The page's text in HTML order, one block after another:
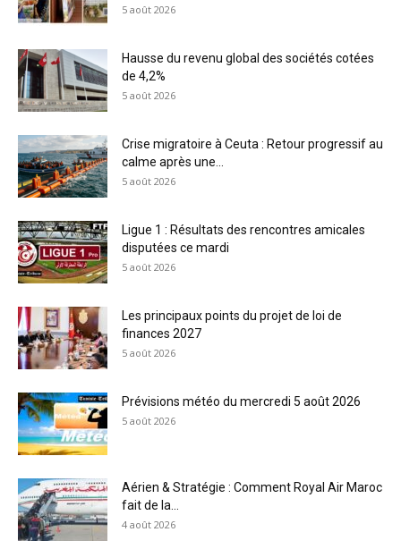
5 août 2026
Hausse du revenu global des sociétés cotées
de 4,2%
5 août 2026
Crise migratoire à Ceuta : Retour progressif au
calme après une...
5 août 2026
Ligue 1 : Résultats des rencontres amicales
disputées ce mardi
5 août 2026
Les principaux points du projet de loi de
finances 2027
5 août 2026
Prévisions météo du mercredi 5 août 2026
5 août 2026
Aérien & Stratégie : Comment Royal Air Maroc
fait de la...
4 août 2026